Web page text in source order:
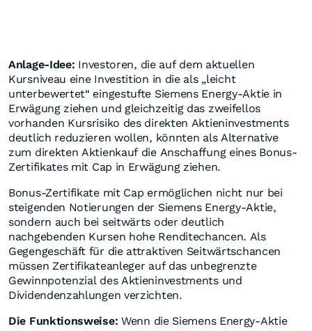
Anlage-Idee: Investoren, die auf dem aktuellen
Kursniveau eine Investition in die als „leicht
unterbewertet“ eingestufte Siemens Energy-Aktie in
Erwägung ziehen und gleichzeitig das zweifellos
vorhanden Kursrisiko des direkten Aktieninvestments
deutlich reduzieren wollen, könnten als Alternative
zum direkten Aktienkauf die Anschaffung eines Bonus-
Zertifikates mit Cap in Erwägung ziehen.
Bonus-Zertifikate mit Cap ermöglichen nicht nur bei
steigenden Notierungen der Siemens Energy-Aktie,
sondern auch bei seitwärts oder deutlich
nachgebenden Kursen hohe Renditechancen. Als
Gegengeschäft für die attraktiven Seitwärtschancen
müssen Zertifikateanleger auf das unbegrenzte
Gewinnpotenzial des Aktieninvestments und
Dividendenzahlungen verzichten.
Die Funktionsweise: Wenn die Siemens Energy-Aktie